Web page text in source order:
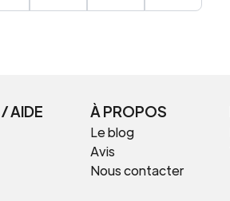
AIDE À PROPOS
Le blog
Avis
Nous contacter